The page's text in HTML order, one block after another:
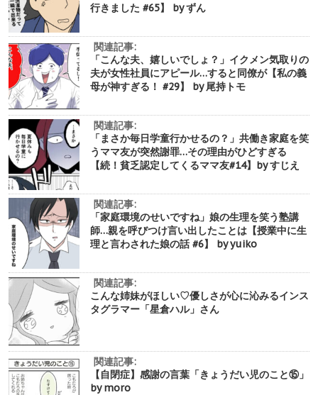
行きました #65】 by ずん
関連記事:
「こんな夫、嬉しいでしょ？」イクメン気取りの
夫が女性社員にアピール…すると同僚が【私の義
母が神すぎる！ #29】 by 尾持トモ
関連記事:
「まさか毎日学童行かせるの？」共働き家庭を笑
うママ友が突然謝罪…その理由がひどすぎる
【続！貧乏認定してくるママ友#14】by すじえ
関連記事:
「家庭環境のせいですね」娘の生理を笑う塾講
師…親を呼びつけ言い出したことは【授業中に生
理と言わされた娘の話 #6】 by yuiko
関連記事:
こんな姉妹がほしい♡優しさが心に沁みるインス
タグラマー「星倉ハル」さん
関連記事:
【自閉症】感謝の言葉「きょうだい児のこと⑮」
by moro